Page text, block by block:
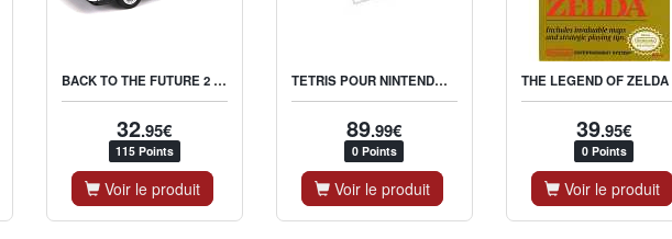
BACK TO THE FUTURE 2 - 1983 DELOREAN 1:24
32.95€
115 Points
Voir le produit
TETRIS POUR NINTENDO ENTERTAINMENT SYSTEM NES PAL
89.99€
0 Points
Voir le produit
39.95€
0 Points
Voir le produit